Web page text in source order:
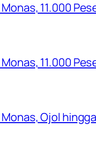
11.000
11.000
Ojol